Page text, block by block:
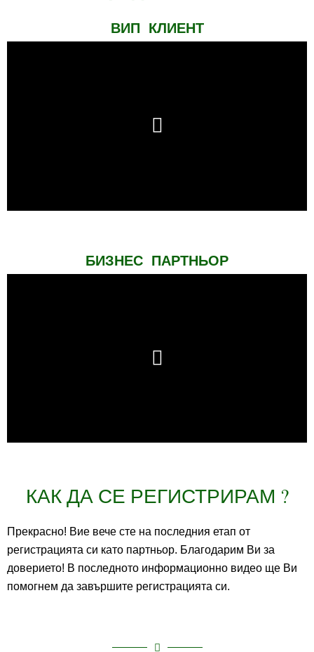
ВИП КЛИЕНТ
БИЗНЕС ПАРТНЬОР
КАК ДА СЕ РЕГИСТРИРАМ ?
Прекрасно! Вие вече сте на последния етап от
регистрацията си като партньор. Благодарим Ви за
доверието! В последното информационно видео ще Ви
помогнем да завършите регистрацията си.